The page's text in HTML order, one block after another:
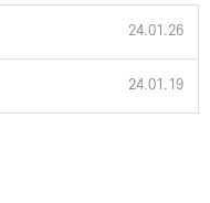
24.01.26
24.01.19